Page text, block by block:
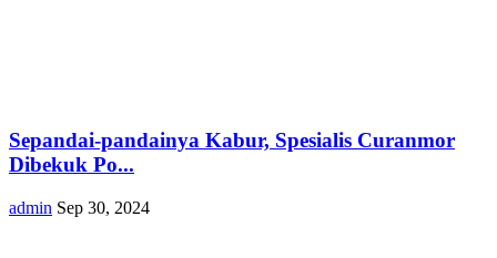
Sepandai-pandainya Kabur, Spesialis Curanmor
Dibekuk Po...
admin Sep 30, 2024